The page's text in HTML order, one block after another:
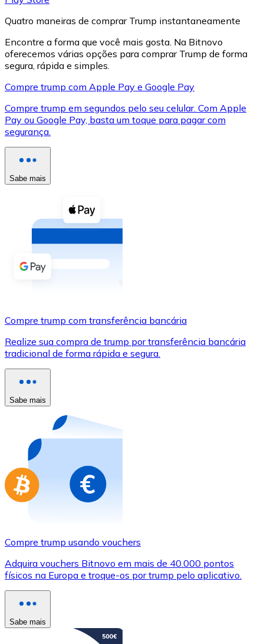
XRP
XRP
Ver tudo
Cupons cripto
Compre criptomoedas com dinheiro e outros
Comprar com dinheiro
Transferência SEPA
Use cartões Visa e Mastercard para comprar
Comprar com cartão
Compre cartões-presente das suas marcas favoritas
Ir para a loja de cartões-presente
Quatro maneiras de comprar Trump instantaneamente
Encontre a forma que você mais gosta. Na Bitnovo
oferecemos várias opções para comprar Trump de forma
segura, rápida e simples.
Compre trump com Apple Pay e Google Pay
Compre trump em segundos pelo seu celular. Com Apple
Pay ou Google Pay, basta um toque para pagar com
segurança.
Sabe mais
Compre trump com transferência bancária
Realize sua compra de trump por transferência bancária
tradicional de forma rápida e segura.
Sabe mais
Compre trump usando vouchers
Adquira vouchers Bitnovo em mais de 40.000 pontos
físicos na Europa e troque-os por trump pelo aplicativo.
Sabe mais